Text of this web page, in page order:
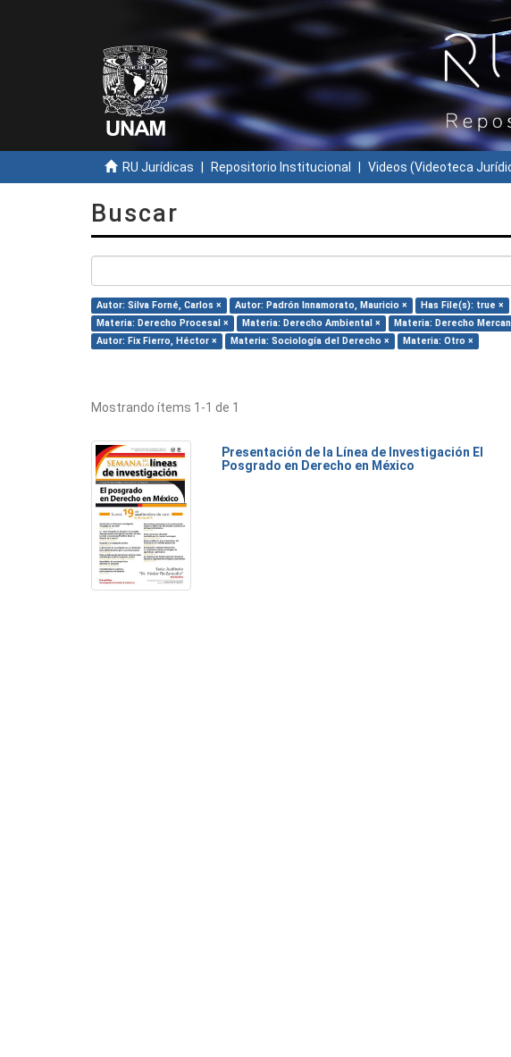
RU Jurídicas Repositorio Institucional Videos (Videoteca
Buscar
Autor: Silva Forné, Carlos × Autor: Padrón Innamorato, Mauricio × Has File(s): true ×
Materia: Derecho Procesal ×
Materia: Derecho Ambiental × Materia: Derecho
Autor: Fix Fierro, Héctor ×
Materia: Sociología del Derecho × Materia: Otro ×
Mostrando ítems 1-1 de 1
Presentación de la Línea de Investigación El
Posgrado en Derecho en México